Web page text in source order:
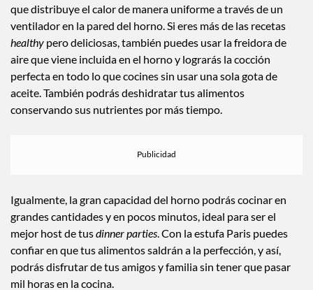
este modelo también cuenta con una freidora de convección
que distribuye el calor de manera uniforme a través de un
ventilador en la pared del horno. Si eres más de las recetas
healthypero deliciosas, también puedes usar la freidora de
aire que viene incluida en el horno y lograrás la cocción
perfecta en todo lo que cocines sin usar una sola gota de
aceite. También podrás deshidratar tus alimentos
Igualmente, la gran capacidad del horno podrás cocinar en
grandes cantidades y en pocos minutos, ideal para ser el
mejor host de tusdinner parties. Con la estufa Paris puedes
confiar en que tus alimentos saldrán a la perfección, y así,
podrás disfrutar de tus amigos y familia sin tener que pasar